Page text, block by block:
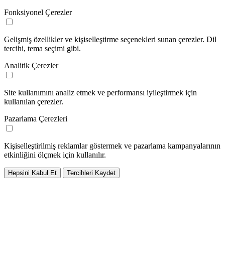
Fonksiyonel Çerezler
Gelişmiş özellikler ve kişiselleştirme seçenekleri sunan çerezler. Dil
tercihi, tema seçimi gibi.
Analitik Çerezler
Site kullanımını analiz etmek ve performansı iyileştirmek için
kullanılan çerezler.
Pazarlama Çerezleri
Kişiselleştirilmiş reklamlar göstermek ve pazarlama kampanyalarının
etkinliğini ölçmek için kullanılır.
Hepsini Kabul Et Tercihleri Kaydet